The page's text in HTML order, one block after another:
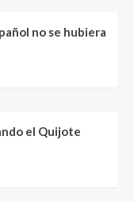
no se hubiera
el Quijote